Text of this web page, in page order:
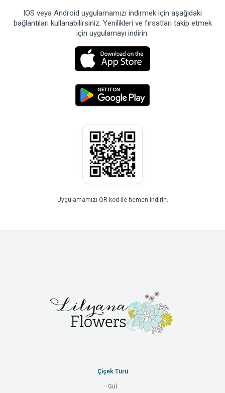
IOS veya Android uygulamamızı indirmek için aşağıdaki
bağlantıları kullanabilirsiniz. Yenilikleri ve fırsatları takip etmek
için uygulamayı indirin.
Uygulamamızı QR kod ile hemen indirin.
Çiçek Türü
Gül